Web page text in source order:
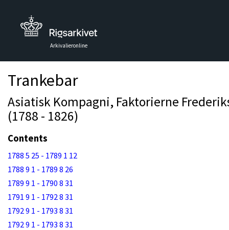
Arkivalieronline
Trankebar
Asiatisk Kompagni, Faktorierne
(1788 - 1826)
Contents
1788 5 25 - 1789 1 12
1788 9 1 - 1789 8 26
1789 9 1 - 1790 8 31
1791 9 1 - 1792 8 31
1792 9 1 - 1793 8 31
1792 9 1 - 1793 8 31